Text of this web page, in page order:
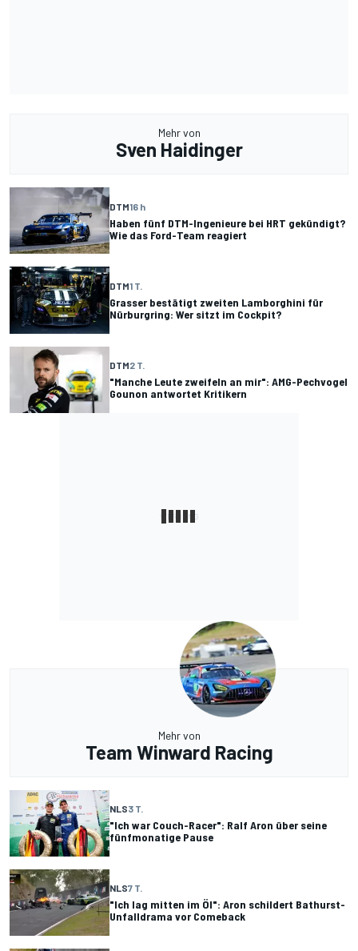
Mehr von
Sven Haidinger
DTM16 h
Haben fünf DTM-Ingenieure bei HRT gekündigt?
Wie das Ford-Team reagiert
DTM1 T.
Grasser bestätigt zweiten Lamborghini für
Nürburgring: Wer sitzt im Cockpit?
DTM2 T.
"Manche Leute zweifeln an mir": AMG-Pechvogel
Gounon antwortet Kritikern
Mehr von
Team Winward Racing
NLS3 T.
"Ich war Couch-Racer": Ralf Aron über seine
fünfmonatige Pause
NLS7 T.
"Ich lag mitten im Öl": Aron schildert Bathurst-
Unfalldrama vor Comeback